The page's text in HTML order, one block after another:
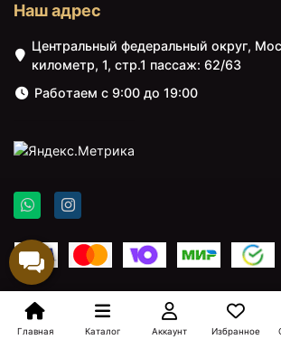
Наш адрес
Центральный федеральный округ,
километр, 1, стр.1 пассаж: 62/63
Работаем с 9:00 до 19:00
Главная Каталог Аккаунт Избранное